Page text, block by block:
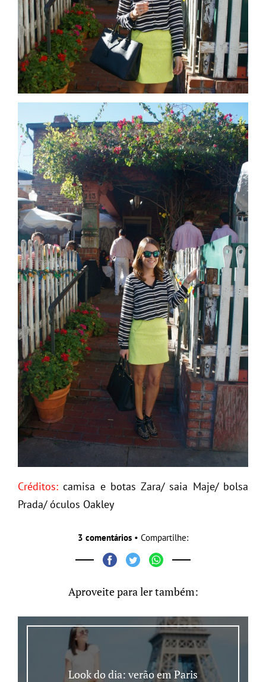
Créditos: camisa e botas Zara/ saia Maje/ bolsa
Prada/ óculos Oakley
3 comentários • Compartilhe:
Aproveite para ler também:
Look do dia: verão em Paris